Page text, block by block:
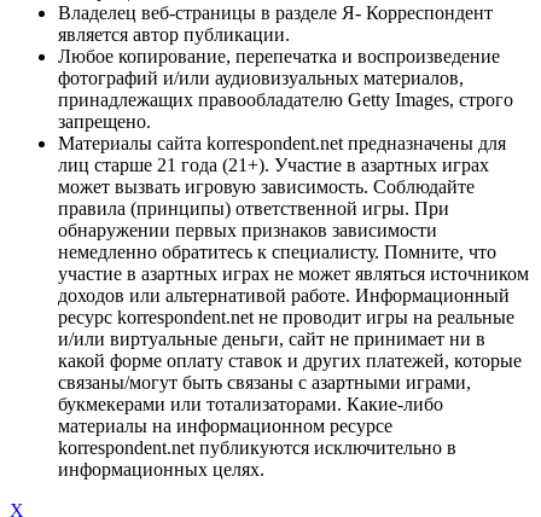
Владелец веб-страницы в разделе Я- Корреспондент
является автор публикации.
Любое копирование, перепечатка и воспроизведение
фотографий и/или аудиовизуальных материалов,
принадлежащих правообладателю Getty Images, строго
запрещено.
Материалы сайта korrespondent.net предназначены для
лиц старше 21 года (21+). Участие в азартных играх
может вызвать игровую зависимость. Соблюдайте
правила (принципы) ответственной игры. При
обнаружении первых признаков зависимости
немедленно обратитесь к специалисту. Помните, что
участие в азартных играх не может являться источником
доходов или альтернативой работе. Информационный
ресурс korrespondent.net не проводит игры на реальные
и/или виртуальные деньги, сайт не принимает ни в
какой форме оплату ставок и других платежей, которые
связаны/могут быть связаны с азартными играми,
букмекерами или тотализаторами. Какие-либо
материалы на информационном ресурсе
korrespondent.net публикуются исключительно в
информационных целях.
X